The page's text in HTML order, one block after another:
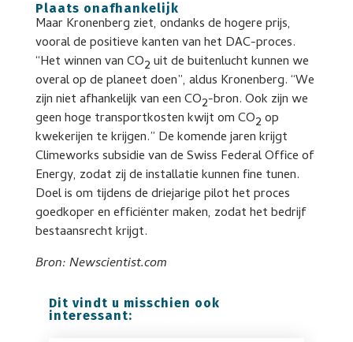
Plaats onafhankelijk
Maar Kronenberg ziet, ondanks de hogere prijs,
vooral de positieve kanten van het DAC-proces.
“Het winnen van CO2uit de buitenlucht kunnen we
overal op de planeet doen”, aldus Kronenberg. “We
zijn niet afhankelijk van een CO2-bron. Ook zijn we
geen hoge transportkosten kwijt om CO2op
kwekerijen te krijgen.” De komende jaren krijgt
Climeworks subsidie van de Swiss Federal Office of
Energy, zodat zij de installatie kunnen fine tunen.
Doel is om tijdens de driejarige pilot het proces
goedkoper en efficiënter maken, zodat het bedrijf
bestaansrecht krijgt.
Bron: Newscientist.com
Dit vindt u misschien ook
interessant: